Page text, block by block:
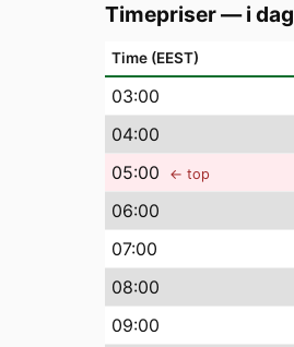
Timepriser — i dag
Time (EEST)
03:00
04:00
05:00 ← top
06:00
07:00
08:00
09:00